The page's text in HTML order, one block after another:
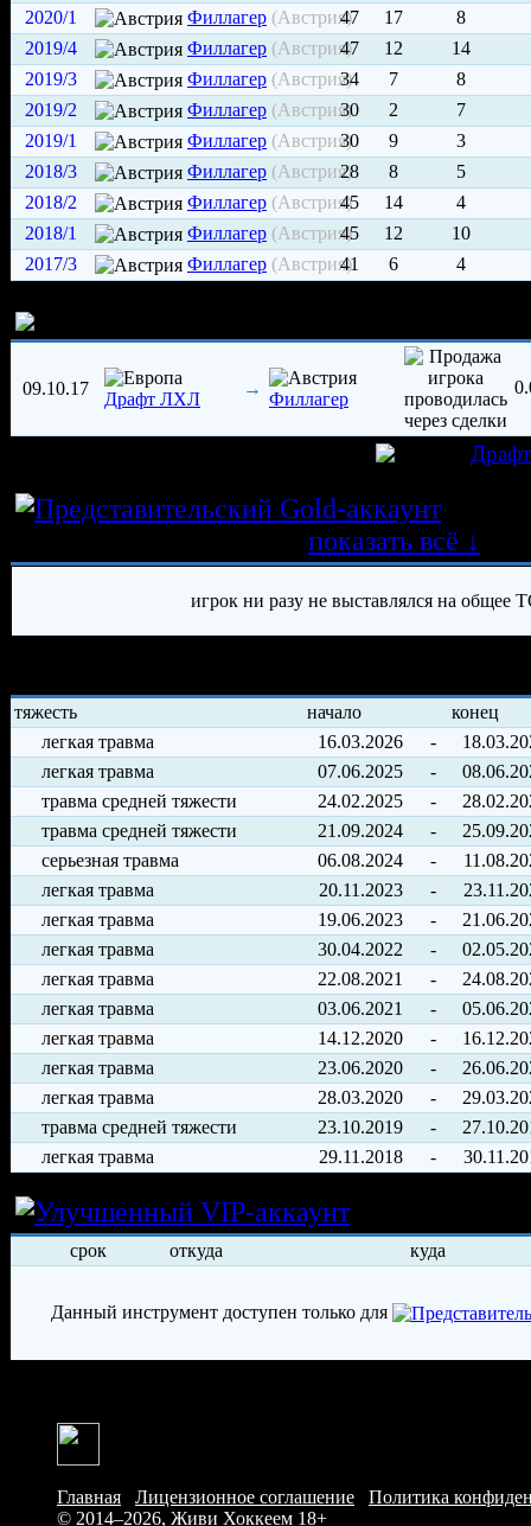
2020/1
Филлагер (Австрия)47 17
8
2019/4
Филлагер (Австрия)47 12
14
2019/3
Филлагер (Австрия)34 7
8
2019/2
Филлагер (Австрия)30 2
7
2019/1
Филлагер (Австрия)30 9
3
2018/3
Филлагер (Австрия)28 8
5
2018/2
Филлагер (Австрия)45 14
4
2018/1
Филлагер (Австрия)45 12
10
2017/3
Филлагер (Австрия)
41 6 4
09.10.17
Драфт ЛХЛ
→
Филлагер
показать всё ↓
игрок ни разу не выставлялся на общее
тяжесть начало
конец
легкая травма
16.03.2026 -
легкая травма
07.06.2025 -
травма средней тяжести
24.02.2025 -
травма средней тяжести
21.09.2024 -
серьезная травма
06.08.2024 -
легкая травма
20.11.2023 -
легкая травма
19.06.2023 -
легкая травма
30.04.2022 -
легкая травма
22.08.2021 -
легкая травма
03.06.2021 -
легкая травма
14.12.2020 -
легкая травма
23.06.2020 -
легкая травма
28.03.2020 -
травма средней тяжести
23.10.2019 -
легкая травма
29.11.2018 -
Условия
срок откуда куда
Данный инструмент доступен только для
Главная Лицензионное соглашение
Политика
© 2014–2026, Живи Хоккеем 18+